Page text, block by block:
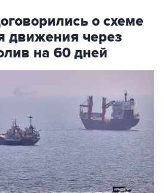
о схеме
движения через
на 60 дней